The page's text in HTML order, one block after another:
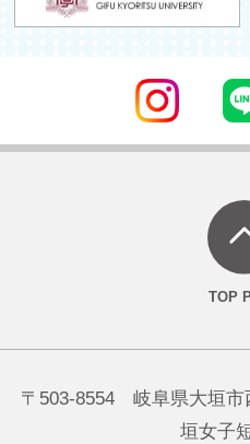
〒503-8554 岐阜県大垣
垣女子